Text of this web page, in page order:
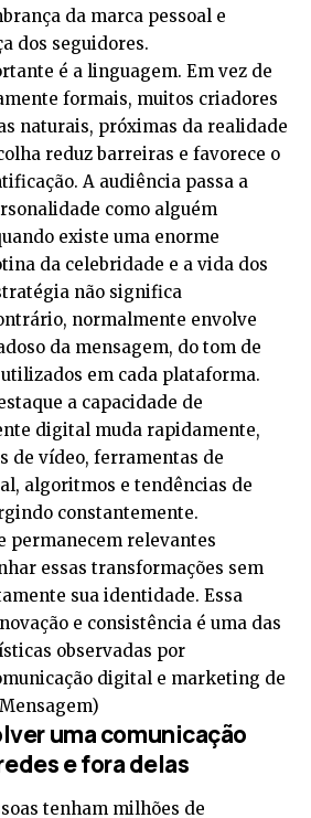
da marca pessoal e
dos seguidores.
é a linguagem. Em vez de
formais, muitos criadores
naturais, próximas da realidade
reduz barreiras e favorece o
A audiência passa a
como alguém
existe uma enorme
da celebridade e a vida dos
não significa
normalmente envolve
da mensagem, do tom de
em cada plataforma.
a capacidade de
digital muda rapidamente,
de vídeo, ferramentas de
algoritmos e tendências de
constantemente.
permanecem relevantes
essas transformações sem
sua identidade. Essa
e consistência é uma das
observadas por
digital e marketing de
)
uma comunicação
e fora delas
tenham milhões de